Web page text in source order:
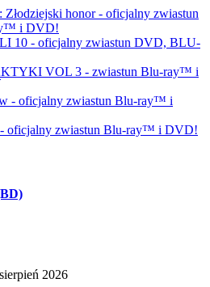
Złodziejski honor - oficjalny zwiastun
i DVD!
10 - oficjalny zwiastun DVD, BLU-
VOL 3 - zwiastun Blu-ray™ i
- oficjalny zwiastun Blu-ray™ i
- oficjalny zwiastun Blu-ray™ i DVD!
sierpień 2026